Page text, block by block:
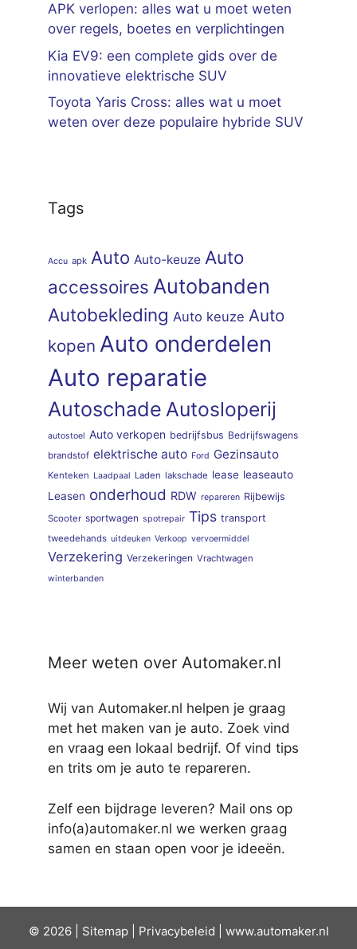
APK verlopen: alles wat u moet weten
over regels, boetes en verplichtingen
Kia EV9: een complete gids over de
innovatieve elektrische SUV
Toyota Yaris Cross: alles wat u moet
weten over deze populaire hybride SUV
Tags
Accu apk Auto Auto-keuze Auto
accessoires Autobanden
Autobekleding Auto keuze Auto
kopen Auto onderdelen
Auto reparatie
Autoschade Autosloperij
autostoel Auto verkopen bedrijfsbus Bedrijfswagens
brandstof elektrische auto Ford Gezinsauto
Kenteken Laadpaal Laden lakschade lease leaseauto
Leasen onderhoud RDW repareren Rijbewijs
Scooter sportwagen spotrepair Tips transport
tweedehands uitdeuken Verkoop vervoermiddel
Verzekering Verzekeringen Vrachtwagen
winterbanden
Meer weten over Automaker.nl
Wij van Automaker.nl helpen je graag
met het maken van je auto. Zoek vind
en vraag een lokaal bedrijf. Of vind tips
en trits om je auto te repareren.
Zelf een bijdrage leveren? Mail ons op
info(a)automaker.nl we werken graag
samen en staan open voor je ideeën.
© 2026 | Sitemap| Privacybeleid www.automaker.nl